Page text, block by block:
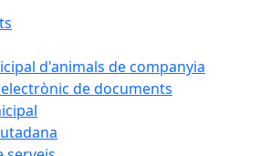
d'animals de companyia
de documents